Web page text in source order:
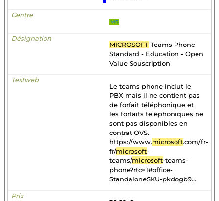
MS
MICROSOFT Teams Phone
Standard - Education - Open
Value Souscription
Le teams phone inclut le
PBX mais il ne contient pas
de forfait téléphonique et
les forfaits téléphoniques ne
sont pas disponibles en
contrat OVS.
https://www.microsoft.com/fr-
fr/microsoft-
teams/microsoft-teams-
phone?rtc=1#office-
StandaloneSKU-pkdogb9...